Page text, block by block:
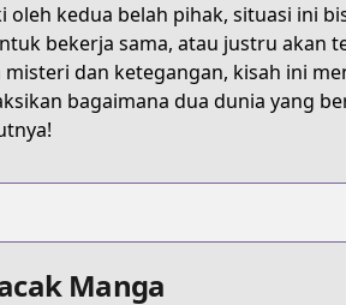
modulo.html
oleh kedua belah pihak, situasi ini
bekerja sama, atau justru akan
misteri dan ketegangan, kisah ini
bagaimana dua dunia yang
Manga